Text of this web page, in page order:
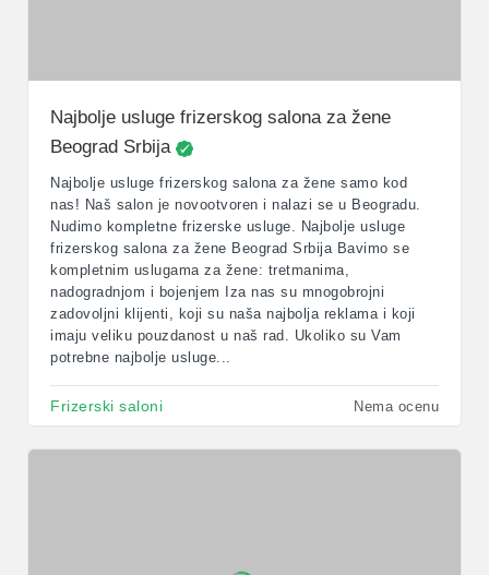
Najbolje usluge frizerskog salona za žene
Beograd Srbija
Najbolje usluge frizerskog salona za žene samo kod
nas! Naš salon je novootvoren i nalazi se u Beogradu.
Nudimo kompletne frizerske usluge. Najbolje usluge
frizerskog salona za žene Beograd Srbija Bavimo se
kompletnim uslugama za žene: tretmanima,
nadogradnjom i bojenjem Iza nas su mnogobrojni
zadovoljni klijenti, koji su naša najbolja reklama i koji
imaju veliku pouzdanost u naš rad. Ukoliko su Vam
potrebne najbolje usluge...
Frizerski saloni Nema ocenu